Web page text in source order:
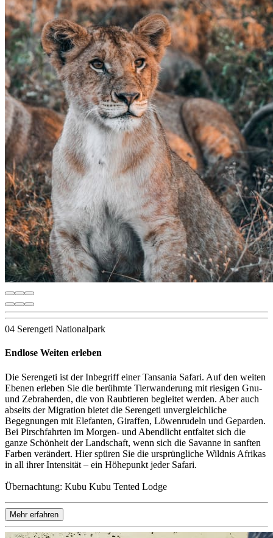
04 Serengeti Nationalpark
Endlose Weiten erleben
Die Serengeti ist der Inbegriff einer Tansania Safari. Auf den weiten
Ebenen erleben Sie die berühmte Tierwanderung mit riesigen Gnu-
und Zebraherden, die von Raubtieren begleitet werden. Aber auch
abseits der Migration bietet die Serengeti unvergleichliche
Begegnungen mit Elefanten, Giraffen, Löwenrudeln und Geparden.
Bei Pirschfahrten im Morgen- und Abendlicht entfaltet sich die
ganze Schönheit der Landschaft, wenn sich die Savanne in sanften
Farben verändert. Hier spüren Sie die ursprüngliche Wildnis Afrikas
in all ihrer Intensität – ein Höhepunkt jeder Safari.
Übernachtung: Kubu Kubu Tented Lodge
Mehr erfahren